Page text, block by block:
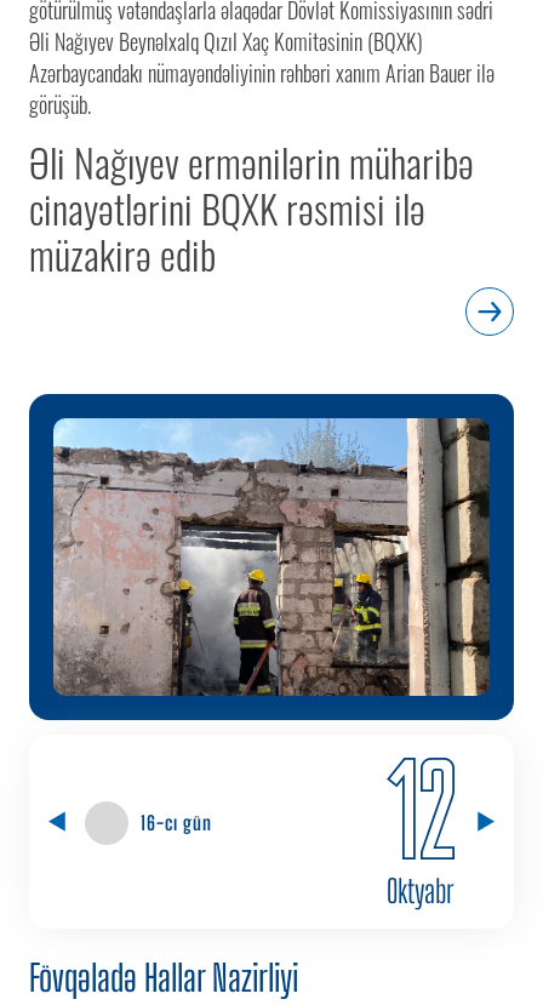
Əli Nağıyev ermənilərin müharibə
cinayətlərini BQXK rəsmisi ilə
müzakirə edib
götürülmüş vətəndaşlarla əlaqədar Dövlət Komissiyasının sədri
Əli Nağıyev Beynəlxalq Qızıl Xaç Komitəsinin (BQXK)
Azərbaycandakı nümayəndəliyinin rəhbəri xanım Arian Bauer ilə
görüşüb.
16-cı gün 12
Oktyabr
Fövqəladə Hallar Nazirliyi